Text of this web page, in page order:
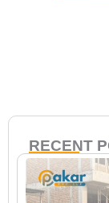
RECENT